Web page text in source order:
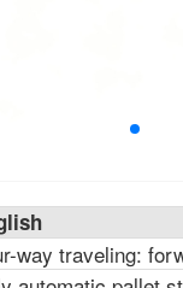
way traveling: